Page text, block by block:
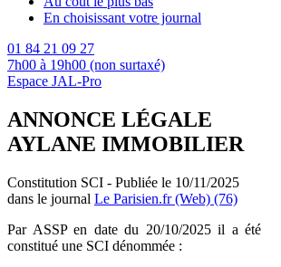
En choisissant votre journal
01 84 21 09 27
7h00 à 19h00 (non surtaxé)
Espace JAL-Pro
ANNONCE LÉGALE
AYLANE IMMOBILIER
Constitution SCI - Publiée le 10/11/2025
dans le journal Le Parisien.fr (Web) (76)
Par ASSP en date du 20/10/2025 il a été
constitué une SCI dénommée :